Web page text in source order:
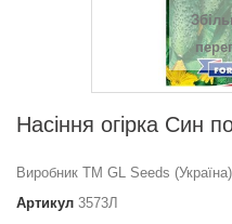
Насіння огiрка Син
Виробник ТМ GL Seeds (Україна)
Артикул 3573Л